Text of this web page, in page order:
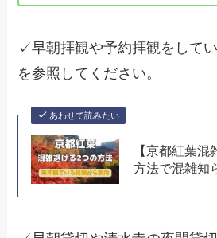
✓早朝拝観や予約拝観をして
を参照してください。
あわせて読みたい
【京都紅葉
方法で混雑知